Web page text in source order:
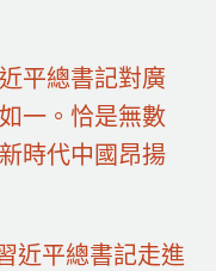
平總書記對廣
一。恰是無數
時代中國昂揚
近平總書記走進